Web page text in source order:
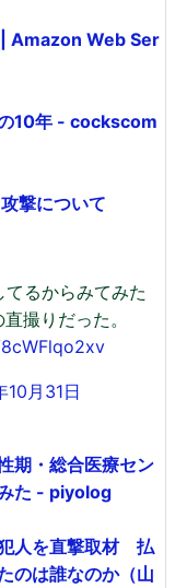
Amazon Web Ser
10年 - cockscom
撃について
るからみてみた
撮りだった。
10月31日
期・総合医療セン
た - piyolog
人を直撃取材 払
のは誰なのか（山